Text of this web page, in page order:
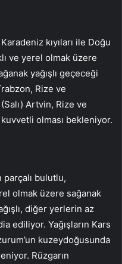
kıyıları ile Doğu
ve yerel olmak üzere
yağışlı geçeceği
Rize ve
Artvin, Rize ve
olması bekleniyor.
bulutlu,
olmak üzere sağanak
diğer yerlerin az
ediliyor. Yağışların Kars
kuzeydoğusunda
Rüzgarın